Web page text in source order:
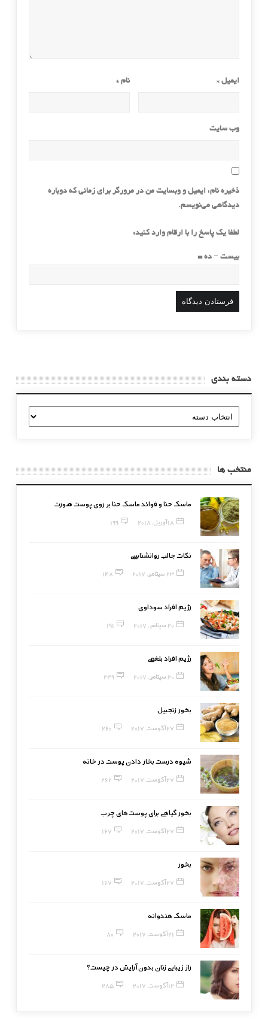
نام* ایمیل *
وب‌ سایت
ذخیره نام، ایمیل و وبسایت من در مرورگر برای زمانی که دوباره
دیدگاهی می‌نویسم.
لطفا یک پاسخ را با ارقام وارد کنید:
بیست − ده =
دسته بندی
دسته
بندی
منتخب ها
ماسک حنا و فوائد ماسک حنا بر روی پوست صورت
18 آوریل, 2018 199
نکات جالب روانشناسی
23 سپتامبر, 2017 148
رژیم افراد سوداوی
20 سپتامبر, 2017 191
رژیم افراد بلغمی
20 سپتامبر, 2017 249
بخور زنجبیل
27 آگوست, 2017 260
شیوه درست بخار دادن پوست در خانه
27 آگوست, 2017 262
بخور گیاهی برای پوست‌های چرب
27 آگوست, 2017 167
بخور
27 آگوست, 2017 167
ماسک هندوانه
21 آگوست, 2017 80
راز زیبایی زنان بدون آرایش در چیست؟
12 آگوست, 2017 285